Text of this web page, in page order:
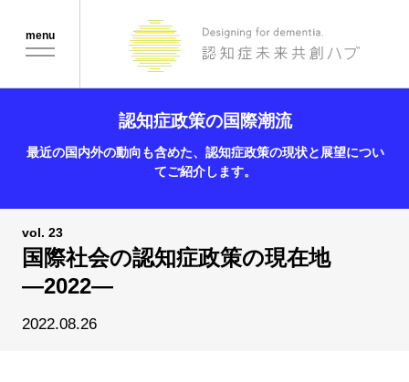
Menu
認知症政策の国際潮流
最近の国内外の動向も含めた、認知症政策の現状と展望につい
てご紹介します。
vol. 23
国際社会の認知症政策の現在地
―2022―
2022.08.26